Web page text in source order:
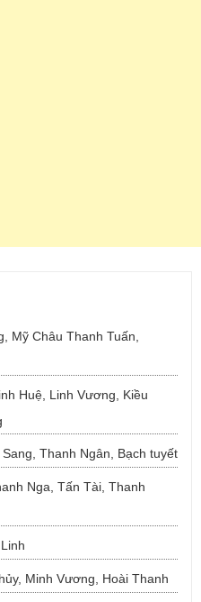
Mỹ Châu Thanh Tuấn,
Huệ, Linh Vương, Kiều
Thanh Ngân, Bạch tuyết
Nga, Tấn Tài, Thanh
Minh Vương, Hoài Thanh